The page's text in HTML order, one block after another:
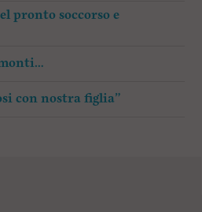
pronto soccorso e
con nostra figlia”